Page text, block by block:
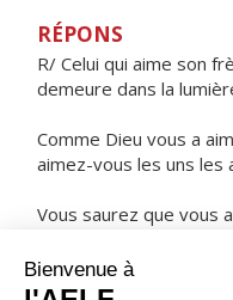
RÉPONS
R/ Celui qui aime son
demeure dans la
Comme Dieu vous a
aimez-vous les uns les
Vous saurez que vous